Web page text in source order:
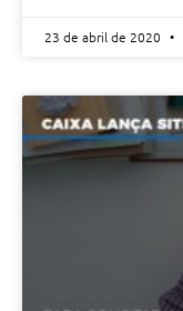
23 de abril de 2020